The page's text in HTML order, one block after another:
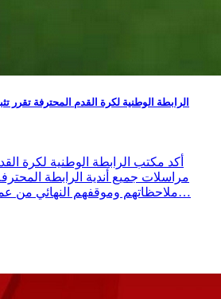
الرابطة الوطنية لكرة القدم المحترفة تقرر
أكد مكتب الرابطة الوطنية لكرة
مراسلات جميع أندية الرابطة
ملاحظاتهم وموقفهم النهائي من عملية قرعة سحب الرزنامة…